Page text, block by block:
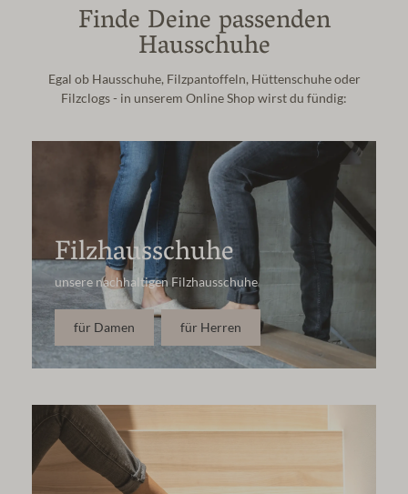
Finde Deine passenden
Hausschuhe
Egal ob Hausschuhe, Filzpantoffeln, Hüttenschuhe oder
Filzclogs - in unserem Online Shop wirst du fündig:
Filzhausschuhe
unsere nachhaltigen Filzhausschuhe
für Damen für Herren